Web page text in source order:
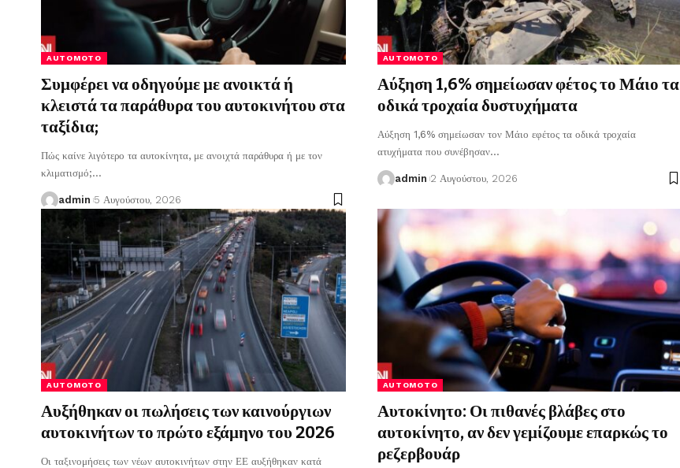
AUTOMOTO
Συμφέρει να οδηγούμε με ανοικτά ή
κλειστά τα παράθυρα του αυτοκινήτου στα
ταξίδια;
Πώς καίνε λιγότερο τα αυτοκίνητα, με ανοιχτά παράθυρα ή με τον
κλιματισμό;…
admin 5 Αυγούστου, 2026
AUTOMOTO
Αύξηση 1,6% σημείωσαν φέτος το Μάιο τα
οδικά τροχαία δυστυχήματα
Αύξηση 1,6% σημείωσαν τον Μάιο εφέτος τα οδικά τροχαία
ατυχήματα που συνέβησαν…
admin 2 Αυγούστου, 2026
AUTOMOTO
Αυξήθηκαν οι πωλήσεις των καινούργιων
αυτοκινήτων το πρώτο εξάμηνο του 2026
Οι ταξινομήσεις των νέων αυτοκινήτων στην ΕΕ αυξήθηκαν κατά
AUTOMOTO
Αυτοκίνητο: Οι πιθανές βλάβες στο
αυτοκίνητο, αν δεν γεμίζουμε επαρκώς το
ρεζερβουάρ